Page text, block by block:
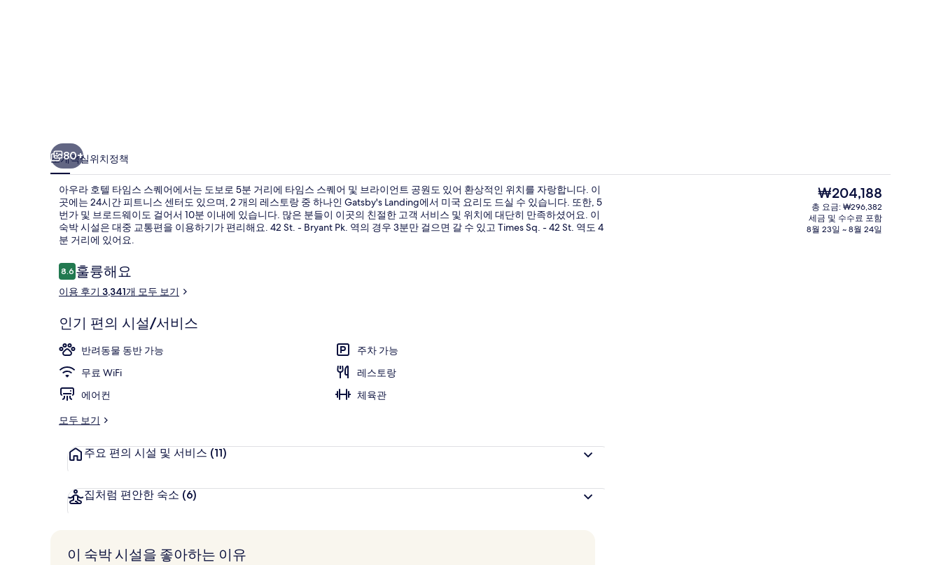
갤
러
리
리셉션 숙박 시설 정면
80+
소개객실위치정책
아우라 호텔 타임스 스퀘어에서는 도보로 5분 거리에 타임스 스퀘어 및 브라이언트 공원도 있어 환상적인 위치를 자랑합니다. 이
곳에는 24시간 피트니스 센터도 있으며, 2 개의 레스토랑 중 하나인 Gatsby's Landing에서 미국 요리도 드실 수 있습니다. 또한, 5
번가 및 브로드웨이도 걸어서 10분 이내에 있습니다. 많은 분들이 이곳의 친절한 고객 서비스 및 위치에 대단히 만족하셨어요. 이
숙박 시설은 대중 교통편을 이용하기가 편리해요. 42 St. - Bryant Pk. 역의 경우 3분만 걸으면 갈 수 있고 Times Sq. - 42 St. 역도 4
분 거리에 있어요.
이
용
후
8.610점 만점 중 8.6점.
훌륭해요
이용 후기 3,341개 모두 보기
인기 편의 시설/서비스
반려동물 동반 가능
주차 가능
무료 WiFi
레스토랑
에어컨
체육관
모두 보기
주요 편의 시설 및 서비스 (11)
집처럼 편안한 숙소 (6)
현
재
가
격
₩204,188
총 요금: ₩296,382
세금 및 수수료 포함
8월 23일 ~ 8월 24일
이 숙박 시설을 좋아하는 이유